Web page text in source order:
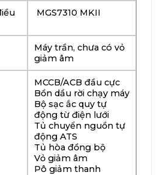
MGS7310 MKII
Máy trần, chưa có vỏ
giảm âm
MCCB/ACB đầu cực
Bồn dầu rời chạy máy
Bộ sạc ắc quy tự
động từ điện lưới
Tủ chuyển nguồn tự
động ATS
Tủ hòa đồng bộ
Vỏ giảm âm
Pô giảm thanh